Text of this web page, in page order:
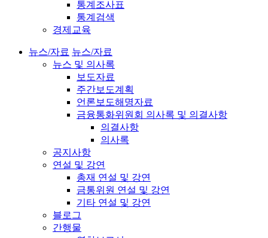
통계조사표
통계검색
경제교육
뉴스/자료 뉴스/자료
뉴스 및 의사록
보도자료
주간보도계획
언론보도해명자료
금융통화위원회 의사록 및 의결사항
의결사항
의사록
공지사항
연설 및 강연
총재 연설 및 강연
금통위원 연설 및 강연
기타 연설 및 강연
블로그
간행물